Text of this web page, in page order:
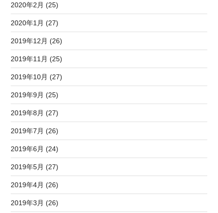
2020年2月 (25)
2020年1月 (27)
2019年12月 (26)
2019年11月 (25)
2019年10月 (27)
2019年9月 (25)
2019年8月 (27)
2019年7月 (26)
2019年6月 (24)
2019年5月 (27)
2019年4月 (26)
2019年3月 (26)